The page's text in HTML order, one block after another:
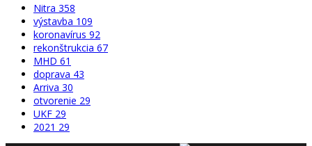
Nitra 358
výstavba 109
koronavírus 92
rekonštrukcia 67
MHD 61
doprava 43
Arriva 30
otvorenie 29
UKF 29
2021 29